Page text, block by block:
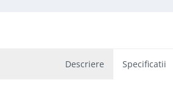
Descriere Specificatii